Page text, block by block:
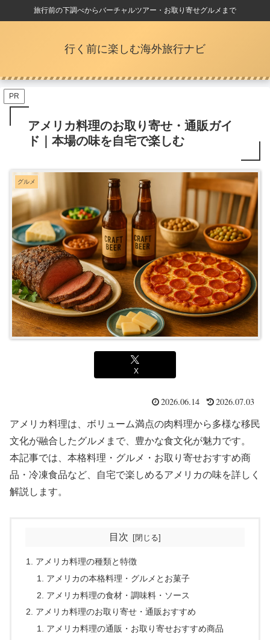
旅行前の下調べからバーチャルツアー・お取り寄せグルメまで
行く前に楽しむ海外旅行ナビ
PR
アメリカ料理のお取り寄せ・通販ガイ
ド｜本場の味を自宅で楽しむ
グルメ
X
2026.06.14 2026.07.03
アメリカ料理は、ボリューム満点の肉料理から多様な移民
文化が融合したグルメまで、豊かな食文化が魅力です。
本記事では、本格料理・グルメ・お取り寄せおすすめ商
品・冷凍食品など、自宅で楽しめるアメリカの味を詳しく
解説します。
目次
アメリカ料理の種類と特徴
アメリカの本格料理・グルメとお菓子
アメリカ料理の食材・調味料・ソース
アメリカ料理のお取り寄せ・通販おすすめ
アメリカ料理の通販・お取り寄せおすすめ商品